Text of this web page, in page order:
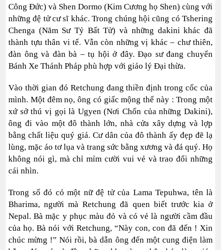
Công Đức) và Shen Dormo (Kim Cương họ Shen) cùng với
những đệ tử cư sĩ khác. Trong chúng hội cũng có Tshering
Chenga (Năm Sư Tỷ Bất Tử) và những dakini khác đã
thành tựu thân vi tế. Vẫn còn những vị khác – chư thiên,
đàn ông và đàn bà – tụ hội ở đây. Đạo sư đang chuyển
Bánh Xe Thánh Pháp phù hợp với giáo lý Đại thừa.
Vào thời gian đó Retchung đang thiền định trong cốc của
mình. Một đêm nọ, ông có giấc mộng thế này : Trong một
xứ sở thú vị gọi là Ugyen (Nơi Chốn của những Dakini),
ông đi vào một đô thành lớn, nhà cửa xây dựng và lợp
bằng chất liệu quý giá. Cư dân của đô thành ấy đẹp đẽ lạ
lùng, mặc áo tơ lụa và trang sức bằng xương và đá quý. Họ
không nói gì, mà chỉ mỉm cười vui vẻ và trao đổi những
cái nhìn.
Trong số đó có một nữ đệ tử của Lama Tepuhwa, tên là
Bharima, người mà Retchung đã quen biết trước kia ở
Nepal. Bà mặc y phục màu đỏ và có vẻ là người cầm đầu
của họ. Bà nói với Retchung, “Này con, con đã đến ! Xin
chúc mừng !” Nói rồi, bà dẫn ông đến một cung điện làm